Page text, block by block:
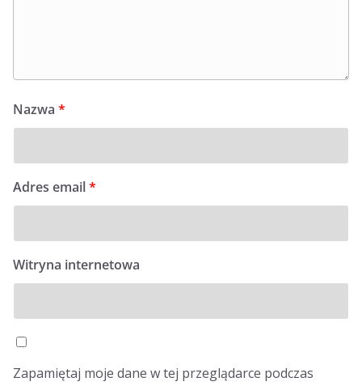
Nazwa *
Adres email*
Witryna internetowa
Zapamiętaj moje dane w tej przeglądarce podczas